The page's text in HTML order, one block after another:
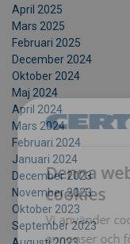
April 2025
Mars 2025
Februari 2025
December 2024
Oktober 2024
Maj 2024
April 2024
Mars 2024
Februari 2024
Januari 2024
December 2023
November 2023
Oktober 2023
September 2023
Denna
cookies
Vi använder
annonser och